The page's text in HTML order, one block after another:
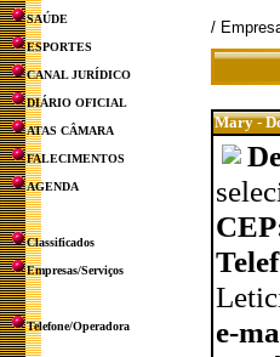
SAÚDE
ESPORTES
CANAL JURÍDICO
DIÁRIO OFICIAL
ATAS CÂMARA
FALECIMENTOS
AGENDA
Classificados
Empresas/Serviços
Telefone/Operadora
/
Mary -
e-